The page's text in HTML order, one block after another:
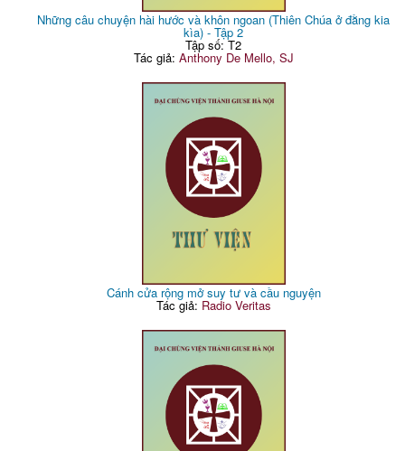
Những câu chuyện hài hước và khôn ngoan (Thiên Chúa ở đằng kia
kìa) - Tập 2
Tập số: T2
Tác giả: Anthony De Mello, SJ
Cánh cửa rộng mở suy tư và cầu nguyện
Tác giả: Radio Veritas